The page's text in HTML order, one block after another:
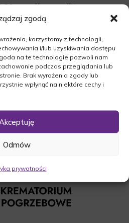
zgodą
korzystamy z technologii,
i/lub uzyskiwania dostępu
na te technologie pozwoli nam
podczas przeglądania lub
Brak wyrażenia zgody lub
wpłynąć na niektóre cechy i
Odmów
prywatności
wspólną modlitwą
w Kaławie. Następnie
zmarłej na miejsce
w smutku